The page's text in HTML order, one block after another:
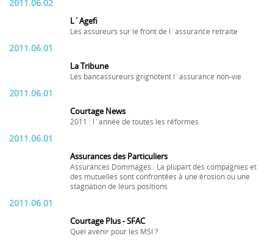
2011.06.02
L´Agefi
Les assureurs sur le front de l´assurance retraite
2011.06.01
La Tribune
Les bancassureurs grignotent l´assurance non-vie
2011.06.01
Courtage News
2011 : l´année de toutes les réformes
2011.06.01
Assurances des Particuliers
Assurances Dommages : La plupart des compagnies et
des mutuelles sont confrontées à une érosion ou une
stagnation de leurs positions
2011.06.01
Courtage Plus - SFAC
Quel avenir pour les MSI ?